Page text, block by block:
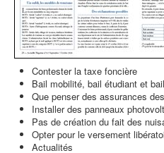
Contester la taxe foncière
Bail mobilité, bail étudiant et
Que penser des assurances
Installer des panneaux
Pas de création du fait des
Opter pour le versement
Actualités